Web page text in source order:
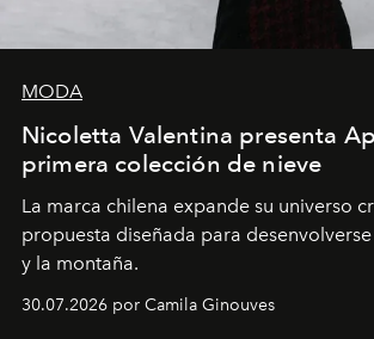
MODA
Nicoletta Valentina presenta
primera colección de nieve
La marca chilena expande su universo
propuesta diseñada para
y la montaña.
30.07.2026 por Camila Ginouves